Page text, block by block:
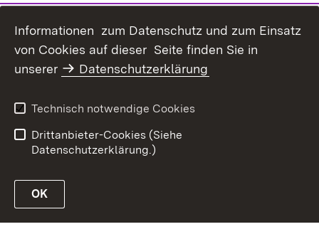
Link zur Website des MLR Baden-Württemberg
Barrierefreiheit
Informationen zum Datenschutz und zum Einsatz
von Cookies auf dieser Seite finden Sie in
unserer
Datenschutzerklärung
Technisch notwendige Cookies
Drittanbieter-Cookies (Siehe
Datenschutzerklärung.)
OK